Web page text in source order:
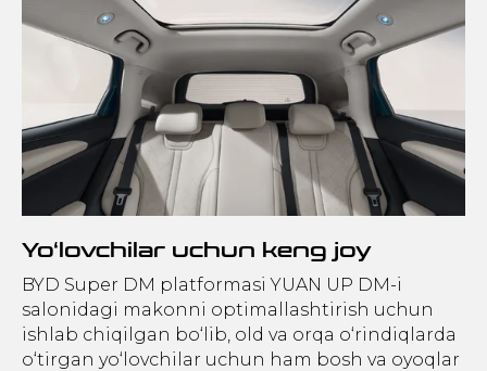
Yo‘lovchilar uchun keng joy
BYD Super DM platformasi YUAN UP DM-i
salonidagi makonni optimallashtirish uchun
ishlab chiqilgan bo‘lib, old va orqa o‘rindiqlarda
o‘tirgan yo‘lovchilar uchun ham bosh va oyoqlar